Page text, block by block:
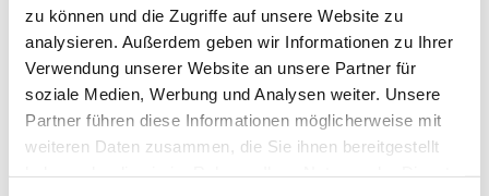
zu können und die Zugriffe auf unsere Website zu
analysieren. Außerdem geben wir Informationen zu Ihrer
Verwendung unserer Website an unsere Partner für
soziale Medien, Werbung und Analysen weiter. Unsere
Partner führen diese Informationen möglicherweise mit
weiteren Daten zusammen, die Sie ihnen bereitgestellt
Kontakt: Doris Brinkmeier (Tel. 47 04 87)